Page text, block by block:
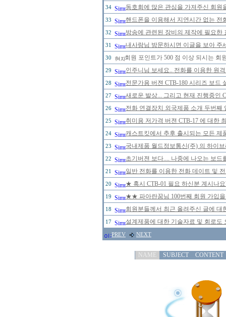
34 동호회에 많은 관심을 가져주신 회
33 핸드폰을 이용해서 지연시간 없는
32 방송에 관련된 장비의 제작에 필요
31 내사랑님 방문하시면 이글을 보아 주
30 회원 포인트가 500 점 이상 되시는 회
29 인주니님 보세요.. 전화를 이용한 원
28 전문가용 버젼 CTB-180 시리즈 보드
27 새로운 발상... 그리고 현재 진행중인
26 전화 연결장치 외국제품 소개 두번째
25 취미용 저가격 버젼 CTB-17 에 대한
24 캐스트킷에서 추후 출시되는 모든
23 국내제품 월드정보통신(주) 의 하이
22 초기버젼 보다.... 나중에 나오는 보
21 일반 전화를 이용한 전화 데이트 및
20 ★ 혹시 CTB-01 필요 하신분 계시나
19 ★★ 파아란꿈님 100번째 회원 가입
18 회원분들께서 최근 올려주신 글에
17 설계제품에 대한 기술자료 및 회로도
PREV NEXT